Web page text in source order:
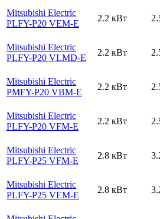
Mitsubishi Electric
PLFY-P20 VEM-E
2.2 кВт
Mitsubishi Electric
PLFY-P20 VLMD-E
2.2 кВт
Mitsubishi Electric
PMFY-P20 VBM-E
2.2 кВт
Mitsubishi Electric
PLFY-P20 VFM-E
2.2 кВт
Mitsubishi Electric
PLFY-P25 VFM-E
2.8 кВт
Mitsubishi Electric
PLFY-P25 VEM-E
2.8 кВт